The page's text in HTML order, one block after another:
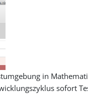
in
sofort